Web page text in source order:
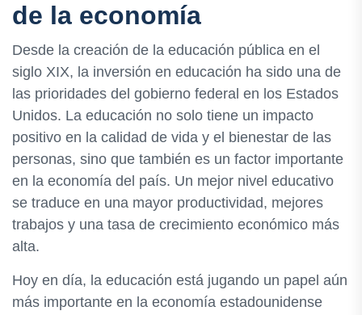
de la economía
Desde la creación de la educación pública en el
siglo XIX, la inversión en educación ha sido una de
las prioridades del gobierno federal en los Estados
Unidos. La educación no solo tiene un impacto
positivo en la calidad de vida y el bienestar de las
personas, sino que también es un factor importante
en la economía del país. Un mejor nivel educativo
se traduce en una mayor productividad, mejores
trabajos y una tasa de crecimiento económico más
alta.
Hoy en día, la educación está jugando un papel aún
más importante en la economía estadounidense